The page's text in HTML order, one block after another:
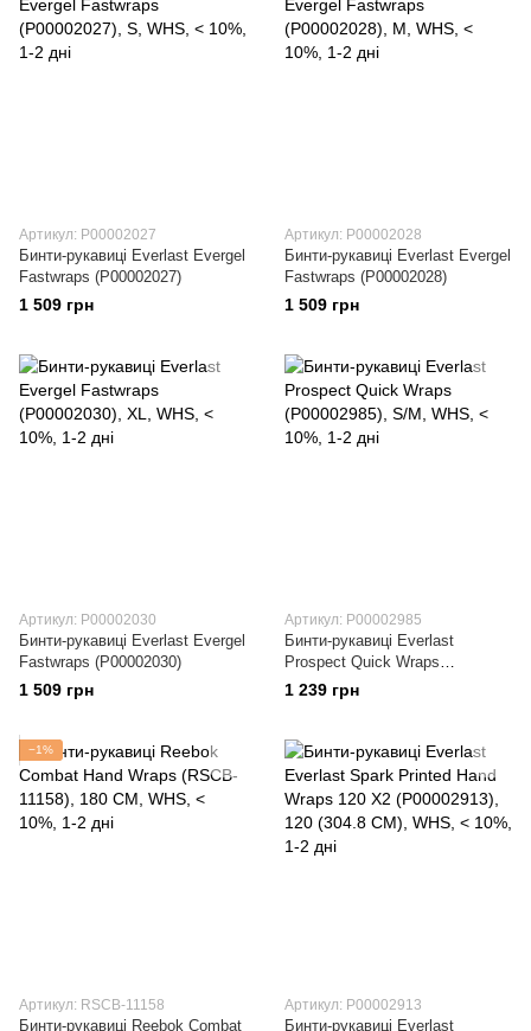
Артикул: P00002027
Бинти-рукавиці Everlast Evergel
Fastwraps (P00002027)
1 509 грн
Артикул: P00002028
Бинти-рукавиці Everlast Evergel
Fastwraps (P00002028)
1 509 грн
Артикул: P00002030
Бинти-рукавиці Everlast Evergel
Fastwraps (P00002030)
1 509 грн
Артикул: P00002985
Бинти-рукавиці Everlast
Prospect Quick Wraps
(P00002985)
1 239 грн
−1%
Артикул: RSCB-11158
Бинти-рукавиці Reebok Combat
Артикул: P00002913
Бинти-рукавиці Everlast